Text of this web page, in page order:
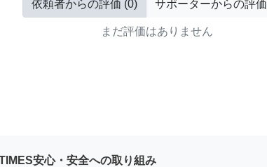
依頼者からの評価 (0) サポーターからの評価
まだ評価はありません
安心・安全への取り組み